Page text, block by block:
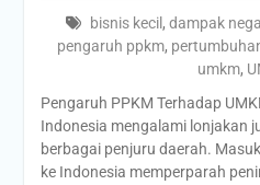
bisnis kecil , dampak
pengaruh ppkm,
umkm,
Pengaruh PPKM Terhadap
Indonesia mengalami lonjakan
berbagai penjuru daerah.
ke Indonesia memperparah